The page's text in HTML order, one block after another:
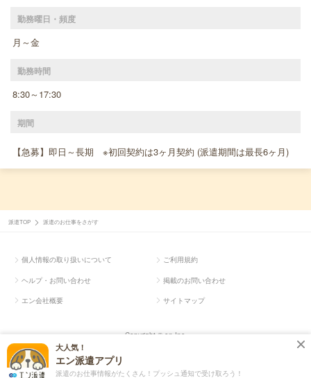
勤務曜日・頻度
月～金
勤務時間
8:30～17:30
期間
【急募】即日～長期 ※初回契約は3ヶ月契約 (派遣期間は最長6ヶ月)
大人気！
エン派遣アプリ
派遣のお仕事情報がたくさん！プッシュ通知で受け取ろう！
派遣TOP 派遣のお仕事をさがす
個人情報の取り扱いについて ご利用規約
ヘルプ・お問い合わせ 掲載のお問い合わせ
エン会社概要 サイトマップ
Copyright © en Inc.